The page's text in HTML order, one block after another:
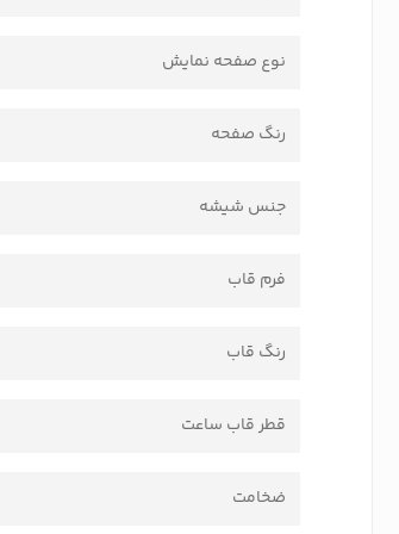
نوع صفحه نمایش
رنگ صفحه
جنس شیشه
فرم قاب
رنگ قاب
قطر قاب ساعت
ضخامت